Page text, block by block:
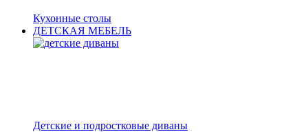
Кухонные столы
ДЕТСКАЯ МЕБЕЛЬ
Детские и подростковые диваны